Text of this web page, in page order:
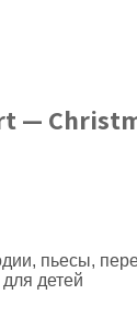
—
пьесы,
детей